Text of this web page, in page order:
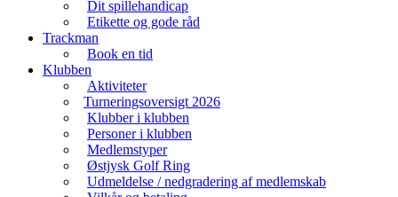
Dit spillehandicap
Etikette og gode råd
Trackman
Book en tid
Klubben
Aktiviteter
Turneringsoversigt 2026
Klubber i klubben
Personer i klubben
Medlemstyper
Østjysk Golf Ring
Udmeldelse / nedgradering af medlemskab